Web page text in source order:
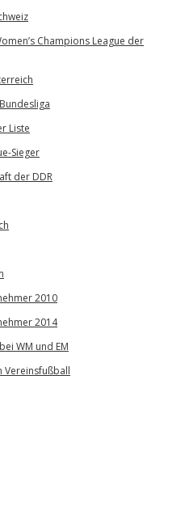
Champions League der
Liste
Sieger
der DDR
2010
2014
WM und EM
Vereinsfußball